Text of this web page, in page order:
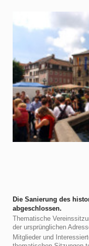
Die Sanierung des
abgeschlossen.
Thematische
der ursprünglichen
Mitglieder und